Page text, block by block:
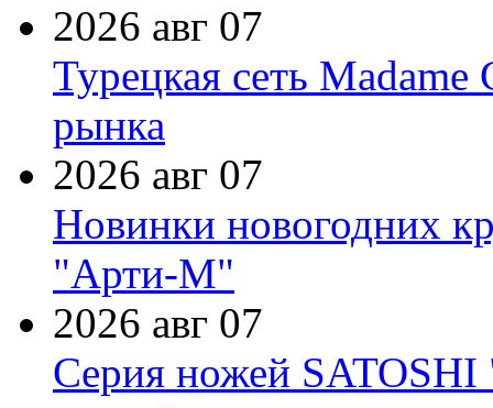
2026 авг 07
Турецкая сеть Madame
рынка
2026 авг 07
Новинки новогодних
"Арти-М"
2026 авг 07
Серия ножей